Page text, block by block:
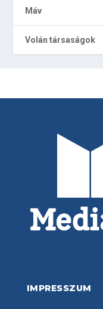
Máv
Volán társaságok
IMPRESSZUM